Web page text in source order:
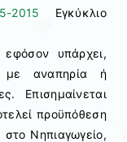
2015 Εγκύκλιο
εφόσον υπάρχει,
με αναπηρία ή
Επισημαίνεται
προϋπόθεση
Νηπιαγωγείο,